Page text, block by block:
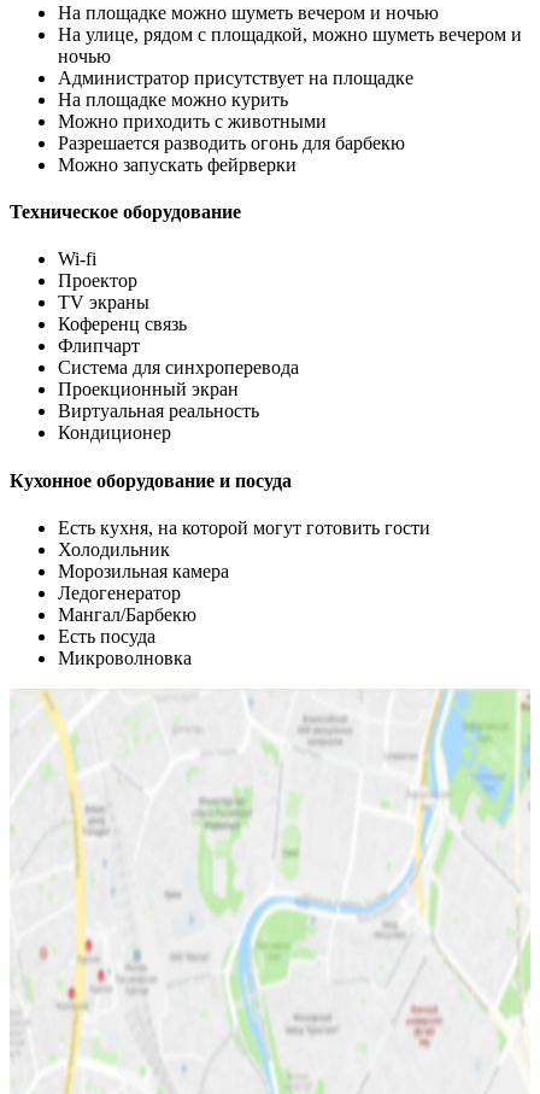
На площадке можно шуметь вечером и ночью
На улице, рядом с площадкой, можно шуметь вечером и
ночью
Администратор присутствует на площадке
На площадке можно курить
Можно приходить с животными
Разрешается разводить огонь для барбекю
Можно запускать фейрверки
Техническое оборудование
Wi-fi
Проектор
TV экраны
Коференц связь
Флипчарт
Система для синхроперевода
Проекционный экран
Виртуальная реальность
Кондиционер
Кухонное оборудование и посуда
Есть кухня, на которой могут готовить гости
Холодильник
Морозильная камера
Ледогенератор
Мангал/Барбекю
Есть посуда
Микроволновка